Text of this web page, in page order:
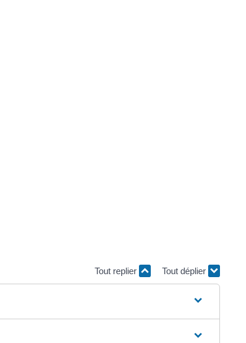
Tout replier Tout déplier